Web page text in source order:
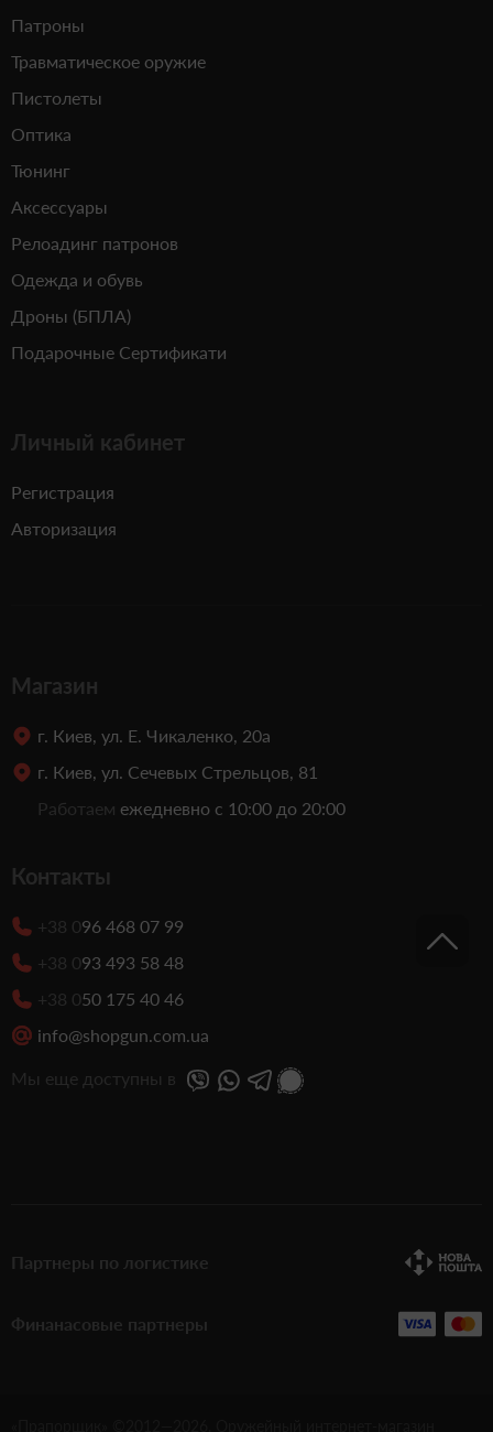
Патроны
Травматическое оружие
Пистолеты
Оптика
Тюнинг
Аксессуары
Релоадинг патронов
Одежда и обувь
Дроны (БПЛА)
Подарочные Сертификати
Личный кабинет
Регистрация
Авторизация
Магазин
г. Киев, ул. Е. Чикаленко, 20а
г. Киев, ул. Сечевых Стрельцов, 81
Работаем ежедневно с 10:00 до 20:00
Контакты
+38 096 468 07 99
+38 093 493 58 48
+38 050 175 40 46
info@shopgun.com.ua
Мы еще доступны в
Партнеры по логистике
Финанасовые партнеры